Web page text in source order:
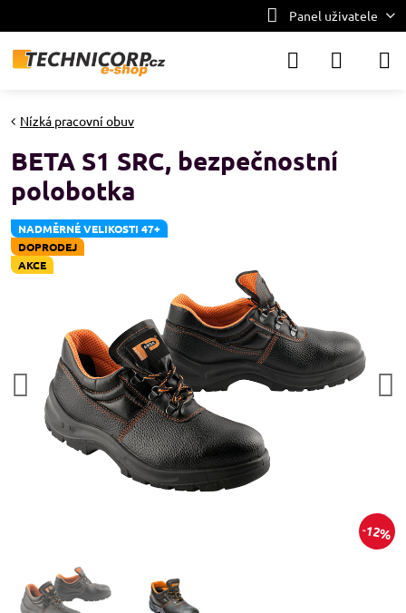
Panel uživatele
NADMĚRNÉ VELIKOSTI 47+
DOPRODEJ
AKCE
12%
Nízká pracovní obuv
BETA S1 SRC, bezpečnostní
polobotka